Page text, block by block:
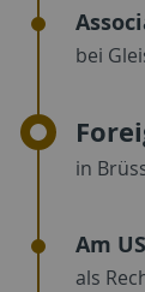
bei
in
Am
als